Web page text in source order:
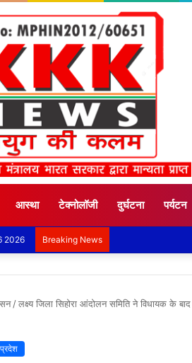
आस्था टेक्नोलॉजी दुर्घटना पर्यटन
2026 Breaking News
/लक्ष्य जिला सिहोरा आंदोलन समिति ने विधायक के